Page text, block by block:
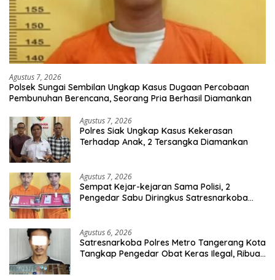
Agustus 7, 2026
Polsek Sungai Sembilan Ungkap Kasus Dugaan Percobaan
Pembunuhan Berencana, Seorang Pria Berhasil Diamankan
Agustus 7, 2026
Polres Siak Ungkap Kasus Kekerasan
Terhadap Anak, 2 Tersangka Diamankan
Agustus 7, 2026
Sempat Kejar-kejaran Sama Polisi, 2
Pengedar Sabu Diringkus Satresnarkoba
Agustus 6, 2026
Satresnarkoba Polres Metro Tangerang Kota
Tangkap Pengedar Obat Keras Ilegal, Ribuan